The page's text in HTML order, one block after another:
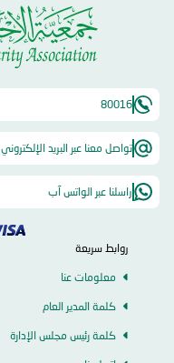
80016
تواصل معنا عبر البريد الإلكتروني
راسلنا عبر الواتس آب
روابط سريعة
معلومات عنا
كلمة المدير العام
كلمة رئيس مجلس الإدارة